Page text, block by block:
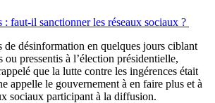
: faut-il sanctionner les réseaux sociaux ?
de désinformation en quelques jours ciblant
ou pressentis à l’élection présidentielle,
que la lutte contre les ingérences était
appelle le gouvernement à en faire plus et à
sociaux participant à la diffusion.